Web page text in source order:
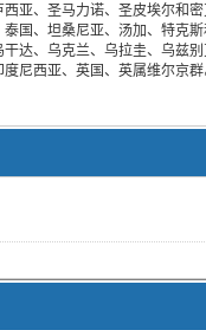
亚、圣马力诺、圣皮埃尔和
国、坦桑尼亚、汤加、特克
达、乌克兰、乌拉圭、乌兹
尼西亚、英国、英属维尔京